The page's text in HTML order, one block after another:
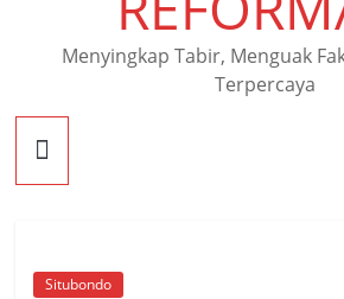
Menyingkap Tabir, Menguak
Terpercaya
Situbondo